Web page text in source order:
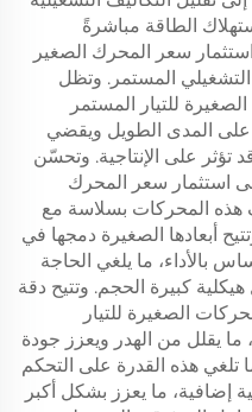
الطاقة مباشرةً
سعر المحرك الصغير
التشغيلي المستمر. وتظل
للتيار المستمر
على المدى الطويل ويقضي
تؤثر على الإنتاجية. وتحسّن
استثمار سعر المحرك
هذه المحركات بسلاسة مع
أبعادها الصغيرة دمجها في
بالأداء، ما يلغي الحاجة
كبيرة الحجم. وتتيح دقة
الصغيرة للتيار
يقلل من الهدر ويعزز جودة
تلغي هذه القدرة على التحكم
إضافية، ما يعزز بشكل أكبر